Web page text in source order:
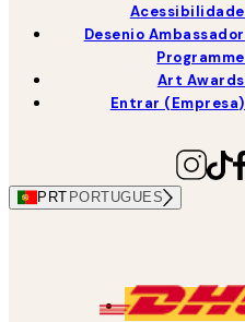
Acessibilidade
Desenio Ambassador
Programme
Art Awards
Entrar (Empresa)
PRT PORTUGUES